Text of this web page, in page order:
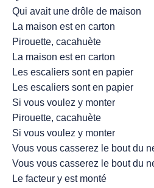
Qui avait une drôle de maison
La maison est en carton
Pirouette, cacahuète
La maison est en carton
Les escaliers sont en papier
Les escaliers sont en papier
Si vous voulez y monter
Pirouette, cacahuète
Si vous voulez y monter
Vous vous casserez le bout du
Vous vous casserez le bout du
Le facteur y est monté